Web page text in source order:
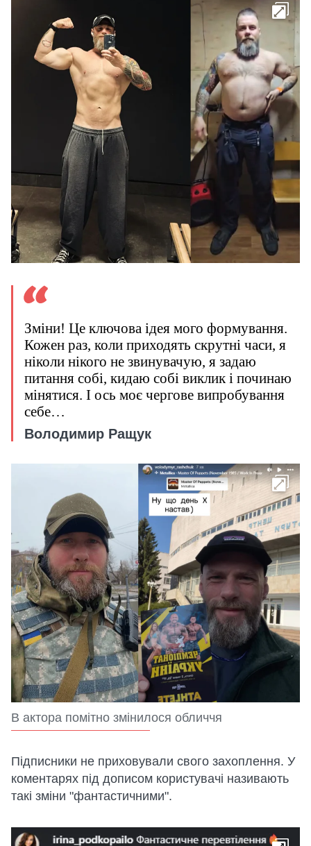
Зміни! Це ключова ідея мого формування.
Кожен раз, коли приходять скрутні часи, я
ніколи нікого не звинувачую, я задаю
питання собі, кидаю собі виклик і починаю
мінятися. І ось моє чергове випробування
себе…
Володимир Ращук
В актора помітно змінилося обличчя
Підписники не приховували свого захоплення. У
коментарях під дописом користувачі називають
такі зміни "фантастичними".